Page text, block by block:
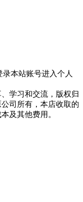
本站账号进入个人
学习和交流，版权归
司所有，本店收取的
及其他费用。